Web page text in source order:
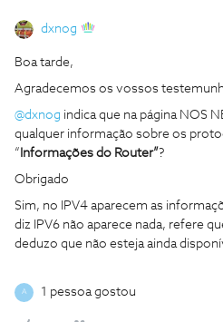
dxnog
Boa tarde,
Agradecemos os vossos
@dxnog indica que na página NOS
qualquer informação sobre os
“ Informações do Router”?
Obrigado
Sim, no IPV4 aparecem as
diz IPV6 não aparece nada, refere
deduzo que não esteja ainda
A 1 pessoa gostou